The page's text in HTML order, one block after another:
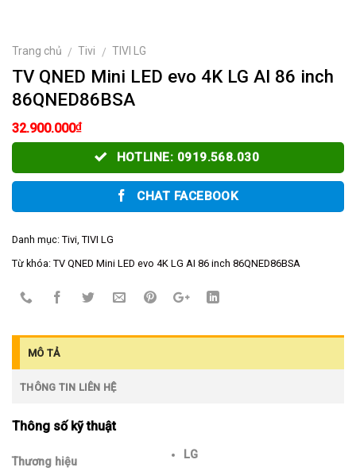
Trang chủ / Tivi / TIVI LG
TV QNED Mini LED evo 4K LG AI 86 inch
86QNED86BSA
32.900.000₫
HOTLINE: 0919.568.030
CHAT FACEBOOK
Danh mục: Tivi TIVI LG
Từ khóa: TV QNED Mini LED evo 4K LG AI 86 inch 86QNED86BSA
MÔ TẢ
THÔNG TIN LIÊN HỆ
Thông số kỹ thuật
Thương hiệu
LG